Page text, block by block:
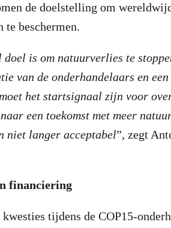
de doelstelling om
te beschermen.
is om natuurverlies te
van de onderhandelaars en
het startsignaal zijn voor
een toekomst met meer
niet langer acceptabel”, zegt
financiering
tijdens de COP15-